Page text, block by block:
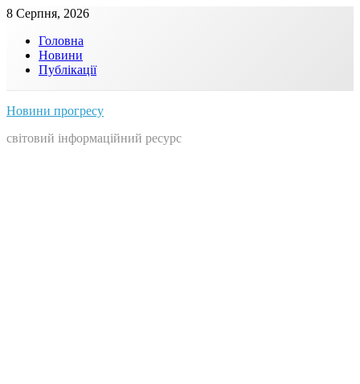
Skip
content
8 Серпня, 2026
Головна
Новини
Публікації
Новини прогресу
світовий інформаційний ресурс